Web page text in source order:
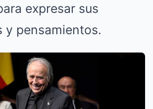
expresar sus
y pensamientos.